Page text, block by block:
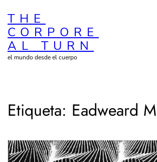
al
contenido
THE
CORPORE
AL TURN
el mundo desde el cuerpo
Etiqueta: Eadweard